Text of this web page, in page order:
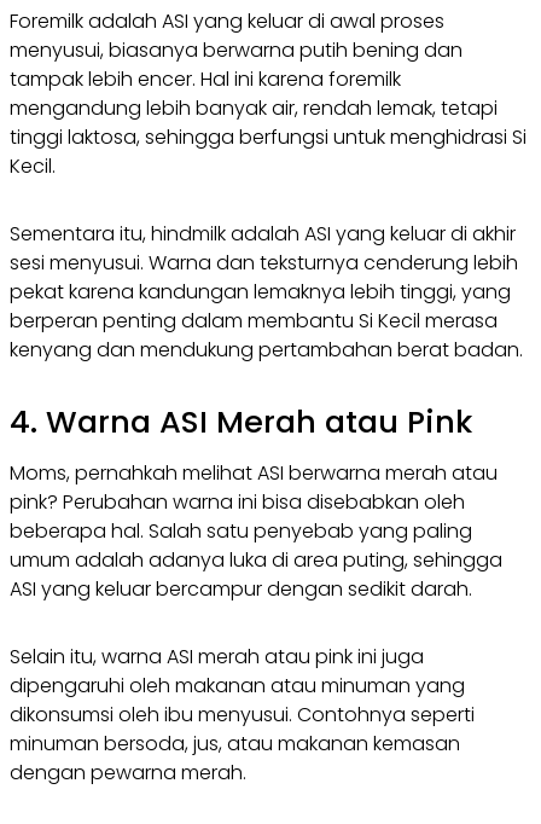
Foremilkadalah ASI yang keluar di awal proses
menyusui, biasanya berwarna putih bening dan
tampak lebih encer. Hal ini karena foremilk
mengandung lebih banyak air, rendah lemak, tetapi
tinggi laktosa, sehingga berfungsi untuk menghidrasi Si
Kecil.
Sementara itu,hindmilkadalah ASI yang keluar di akhir
sesi menyusui. Warna dan teksturnya cenderung lebih
pekat karena kandungan lemaknya lebih tinggi, yang
berperan penting dalam membantu Si Kecil merasa
kenyang dan mendukung pertambahan berat badan.
4. Warna ASI Merah atau Pink
Moms, pernahkah melihat ASI berwarna merah atau
pink? Perubahan warna ini bisa disebabkan oleh
beberapa hal. Salah satu penyebab yang paling
umum adalah adanya luka di area puting, sehingga
ASI yang keluar bercampur dengan sedikit darah.
Selain itu, warna ASI merah atau pink ini juga
dipengaruhi oleh makanan atau minuman yang
dikonsumsi oleh ibu menyusui. Contohnya seperti
minuman bersoda, jus, atau makanan kemasan
dengan pewarna merah.